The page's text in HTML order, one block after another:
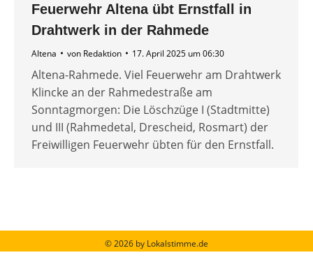
Feuerwehr Altena übt Ernstfall in
Drahtwerk in der Rahmede
Altena von Redaktion 17. April 2025 um 06:30
Altena-Rahmede. Viel Feuerwehr am Drahtwerk
Klincke an der Rahmedestraße am
Sonntagmorgen: Die Löschzüge I (Stadtmitte)
und III (Rahmedetal, Drescheid, Rosmart) der
Freiwilligen Feuerwehr übten für den Ernstfall.
© 2026 by Lokalstimme.de